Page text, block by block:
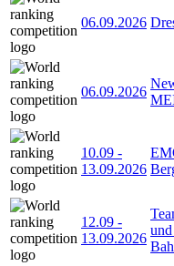
06.09.2026
06.09.2026
10.09 -
13.09.2026
12.09 -
13.09.2026